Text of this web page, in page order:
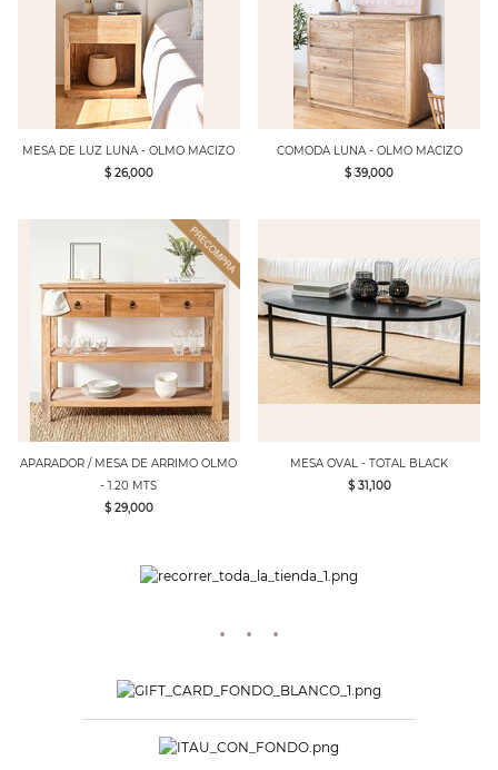
MESA DE LUZ LUNA - OLMO MACIZO
$ 26,000
COMODA LUNA - OLMO MACIZO
$ 39,000
APARADOR / MESA DE ARRIMO OLMO
- 1.20 MTS
$ 29,000
MESA OVAL - TOTAL BLACK
$ 31,100
· · ·